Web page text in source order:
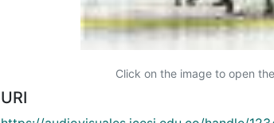
Click on the image to open
URI